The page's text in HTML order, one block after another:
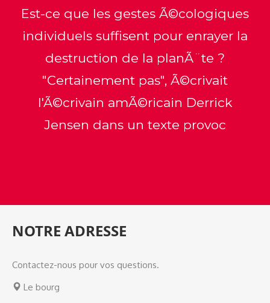
Est-ce que les gestes Ã©cologiques
individuels suffisent pour enrayer la
destruction de la planÃ¨te ?
"Certainement pas", Ã©crivait
l'Ã©crivain amÃ©ricain Derrick
Jensen dans un texte provoc
NOTRE ADRESSE
Contactez-nous pour vos questions.
Le bourg